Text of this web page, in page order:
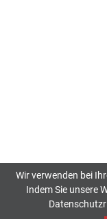
Wir verwenden bei
Indem Sie unsere